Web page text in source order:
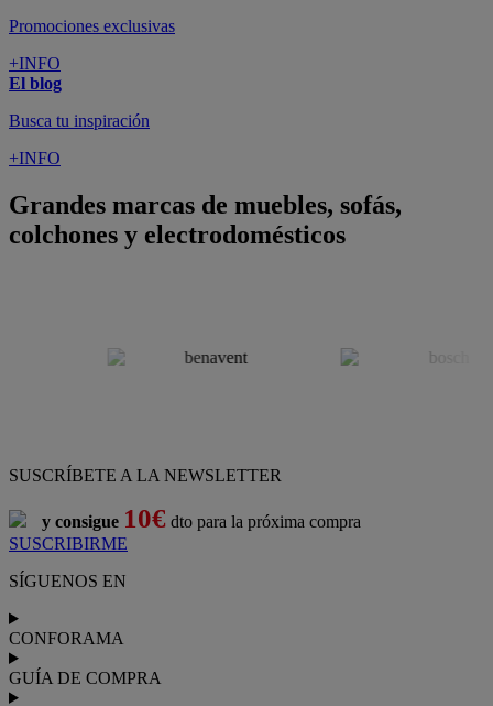
Promociones exclusivas
+INFO
El blog
Busca tu inspiración
+INFO
Grandes marcas de muebles, sofás,
colchones y electrodomésticos
SUSCRÍBETE A LA NEWSLETTER
y consigue 10€ dto para la próxima compra
SUSCRIBIRME
SÍGUENOS EN
CONFORAMA
GUÍA DE COMPRA